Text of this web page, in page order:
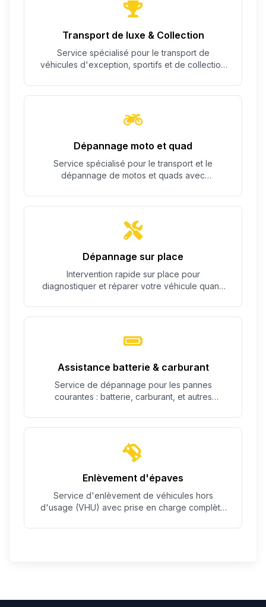
Transport de luxe & Collection
Service spécialisé pour le transport de
véhicules d'exception, sportifs et de collection
Dépannage moto et quad
Service spécialisé pour le transport et le
dépannage de motos et quads avec
Dépannage sur place
Intervention rapide sur place pour
diagnostiquer et réparer votre véhicule quand
Assistance batterie & carburant
Service de dépannage pour les pannes
courantes : batterie, carburant, et autres
Enlèvement d'épaves
Service d'enlèvement de véhicules hors
d'usage (VHU) avec prise en charge complète